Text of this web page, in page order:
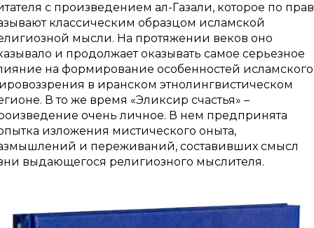
с произведением ал-Газали, которое по
классическим образцом исламской
мысли. На протяжении веков оно
и продолжает оказывать самое серьезное
на формирование особенностей исламского
в иранском этнолингвистическом
В то же время «Эликсир счастья» –
очень личное. В нем предпринята
изложения мистического оныта,
и переживаний, составивших смысл
выдающегося религиозного мыслителя.